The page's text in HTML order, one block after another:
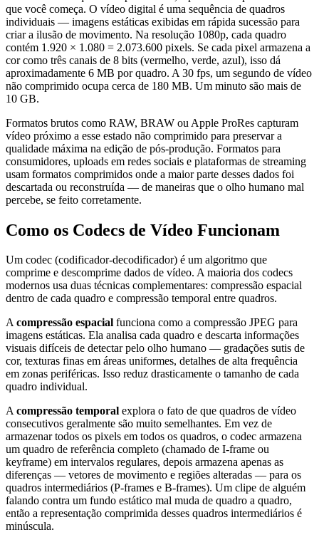
que você começa. O vídeo digital é uma sequência de quadros
individuais — imagens estáticas exibidas em rápida sucessão para
criar a ilusão de movimento. Na resolução 1080p, cada quadro
contém 1.920 × 1.080 = 2.073.600 pixels. Se cada pixel armazena a
cor como três canais de 8 bits (vermelho, verde, azul), isso dá
aproximadamente 6 MB por quadro. A 30 fps, um segundo de vídeo
não comprimido ocupa cerca de 180 MB. Um minuto são mais de
10 GB.
Formatos brutos como RAW, BRAW ou Apple ProRes capturam
vídeo próximo a esse estado não comprimido para preservar a
qualidade máxima na edição de pós-produção. Formatos para
consumidores, uploads em redes sociais e plataformas de streaming
usam formatos comprimidos onde a maior parte desses dados foi
descartada ou reconstruída — de maneiras que o olho humano mal
percebe, se feito corretamente.
Como os Codecs de Vídeo Funcionam
Um codec (codificador-decodificador) é um algoritmo que
comprime e descomprime dados de vídeo. A maioria dos codecs
modernos usa duas técnicas complementares: compressão espacial
dentro de cada quadro e compressão temporal entre quadros.
Acompressão espacial funciona como a compressão JPEG para
imagens estáticas. Ela analisa cada quadro e descarta informações
visuais difíceis de detectar pelo olho humano — gradações sutis de
cor, texturas finas em áreas uniformes, detalhes de alta frequência
em zonas periféricas. Isso reduz drasticamente o tamanho de cada
quadro individual.
Acompressão temporal explora o fato de que quadros de vídeo
consecutivos geralmente são muito semelhantes. Em vez de
armazenar todos os pixels em todos os quadros, o codec armazena
um quadro de referência completo (chamado de I-frame ou
keyframe) em intervalos regulares, depois armazena apenas as
diferenças — vetores de movimento e regiões alteradas — para os
quadros intermediários (P-frames e B-frames). Um clipe de alguém
falando contra um fundo estático mal muda de quadro a quadro,
então a representação comprimida desses quadros intermediários é
minúscula.